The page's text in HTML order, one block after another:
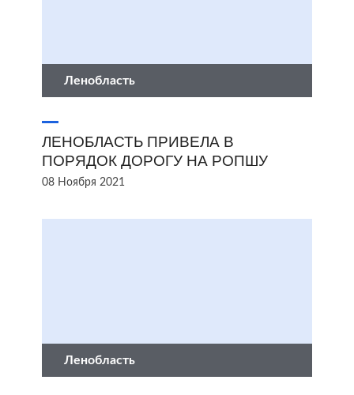
Ленобласть
ЛЕНОБЛАСТЬ ПРИВЕЛА В
ПОРЯДОК ДОРОГУ НА РОПШУ
08 Ноября 2021
Ленобласть